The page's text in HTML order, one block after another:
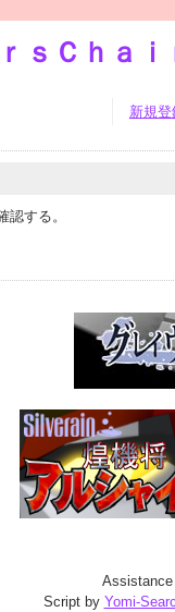
ｓＣｈａｉ
新規登
認する。
Script by Yomi-